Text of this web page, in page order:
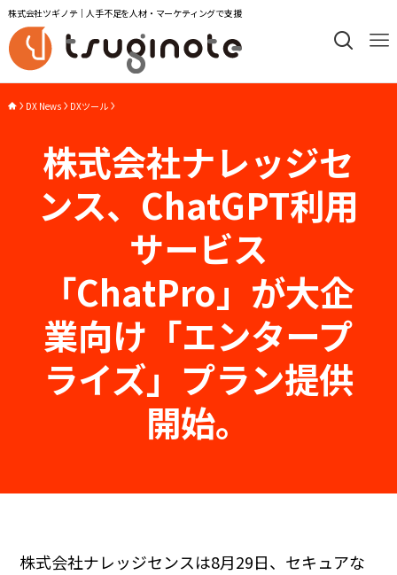
株式会社ツギノテ｜人手不足を人材・マーケティングで支援
DX News DXツール
株式会社ナレッジセ
ンス、ChatGPT利用
サービス
「ChatPro」が大企
業向け「エンタープ
ライズ」プラン提供
開始。
株式会社ナレッジセンスは8月29日、セキュアな